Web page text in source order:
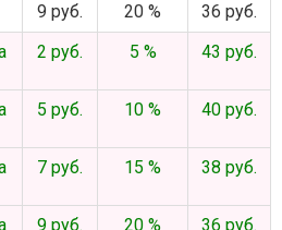
9 руб. 20 %
36 руб.
2 руб. 5 % 43 руб.
5 руб. 10 % 40 руб.
7 руб. 15 % 38 руб.
9 руб. 20 % 36 руб.